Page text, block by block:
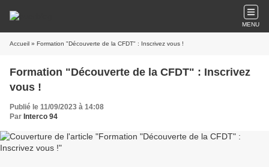
MENU
Accueil » Formation "Découverte de la CFDT" : Inscrivez vous !
Formation "Découverte de la CFDT" : Inscrivez
vous !
Publié le 11/09/2023 à 14:08
Par Interco 94